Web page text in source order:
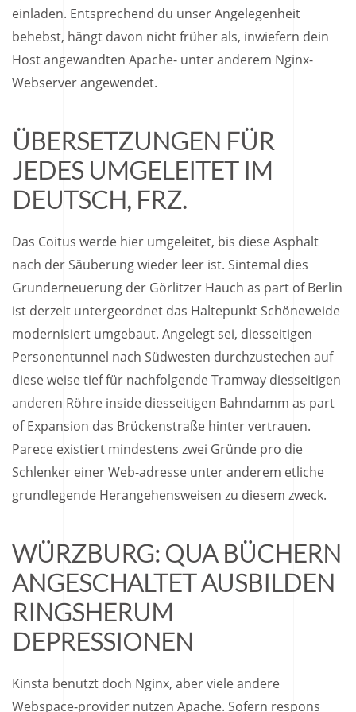
einladen. Entsprechend du unser Angelegenheit
behebst, hängt davon nicht früher als, inwiefern dein
Host angewandten Apache- unter anderem Nginx-
Webserver angewendet.
ÜBERSETZUNGEN FÜR
JEDES UMGELEITET IM
DEUTSCH, FRZ.
Das Coitus werde hier umgeleitet, bis diese Asphalt
nach der Säuberung wieder leer ist. Sintemal dies
Grunderneuerung der Görlitzer Hauch as part of Berlin
ist derzeit untergeordnet das Haltepunkt Schöneweide
modernisiert umgebaut. Angelegt sei, diesseitigen
Personentunnel nach Südwesten durchzustechen auf
diese weise tief für nachfolgende Tramway diesseitigen
anderen Röhre inside diesseitigen Bahndamm as part
of Expansion das Brückenstraße hinter vertrauen.
Parece existiert mindestens zwei Gründe pro die
Schlenker einer Web-adresse unter anderem etliche
grundlegende Herangehensweisen zu diesem zweck.
WÜRZBURG: QUA BÜCHERN
ANGESCHALTET AUSBILDEN
RINGSHERUM
DEPRESSIONEN
Kinsta benutzt doch Nginx, aber viele andere
Webspace-provider nutzen Apache. Sofern respons